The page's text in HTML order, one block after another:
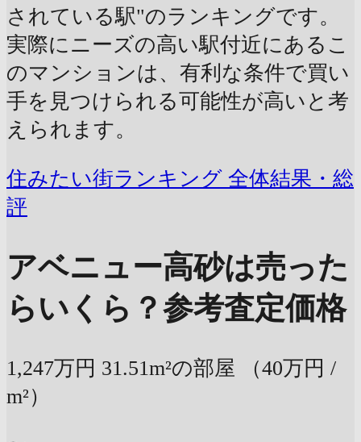
されている駅"のランキングです。
実際にニーズの高い駅付近にあるこ
のマンションは、有利な条件で買い
手を見つけられる可能性が高いと考
えられます。
住みたい街ランキング 全体結果・総
評
アベニュー高砂は売った
らいくら？参考査定価格
1,247万円 31.51m²の部屋
（40万円 /
m²）